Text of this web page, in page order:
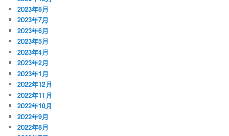
2023年8月
2023年7月
2023年6月
2023年5月
2023年4月
2023年2月
2023年1月
2022年12月
2022年11月
2022年10月
2022年9月
2022年8月